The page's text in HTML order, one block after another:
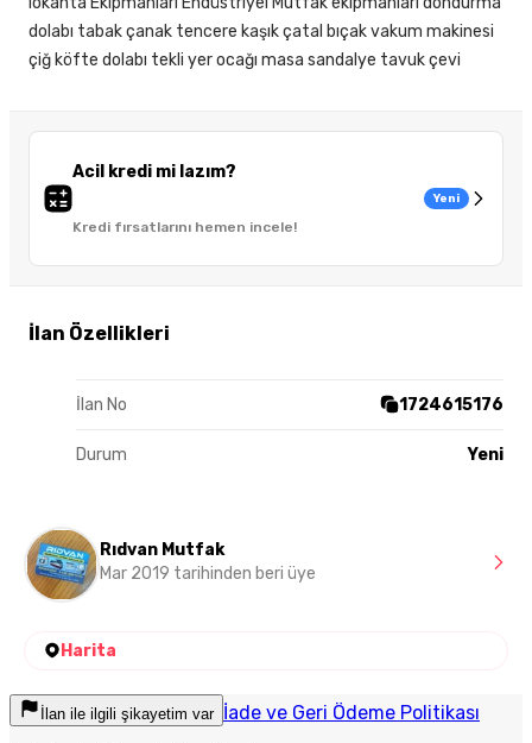
Acil kredi mi lazım?
Kredi fırsatlarını hemen incele!
Yeni
İlan Özellikleri
İlan No 1724615176
Durum Yeni
dolabı tabak çanak tencere kaşık çatal bıçak vakum makinesi
çiğ köfte dolabı tekli yer ocağı masa sandalye tavuk çevi
Rıdvan Mutfak
Mar 2019 tarihinden beri üye
Harita
İlan ile ilgili şikayetim var İade ve Geri Ödeme Politikası